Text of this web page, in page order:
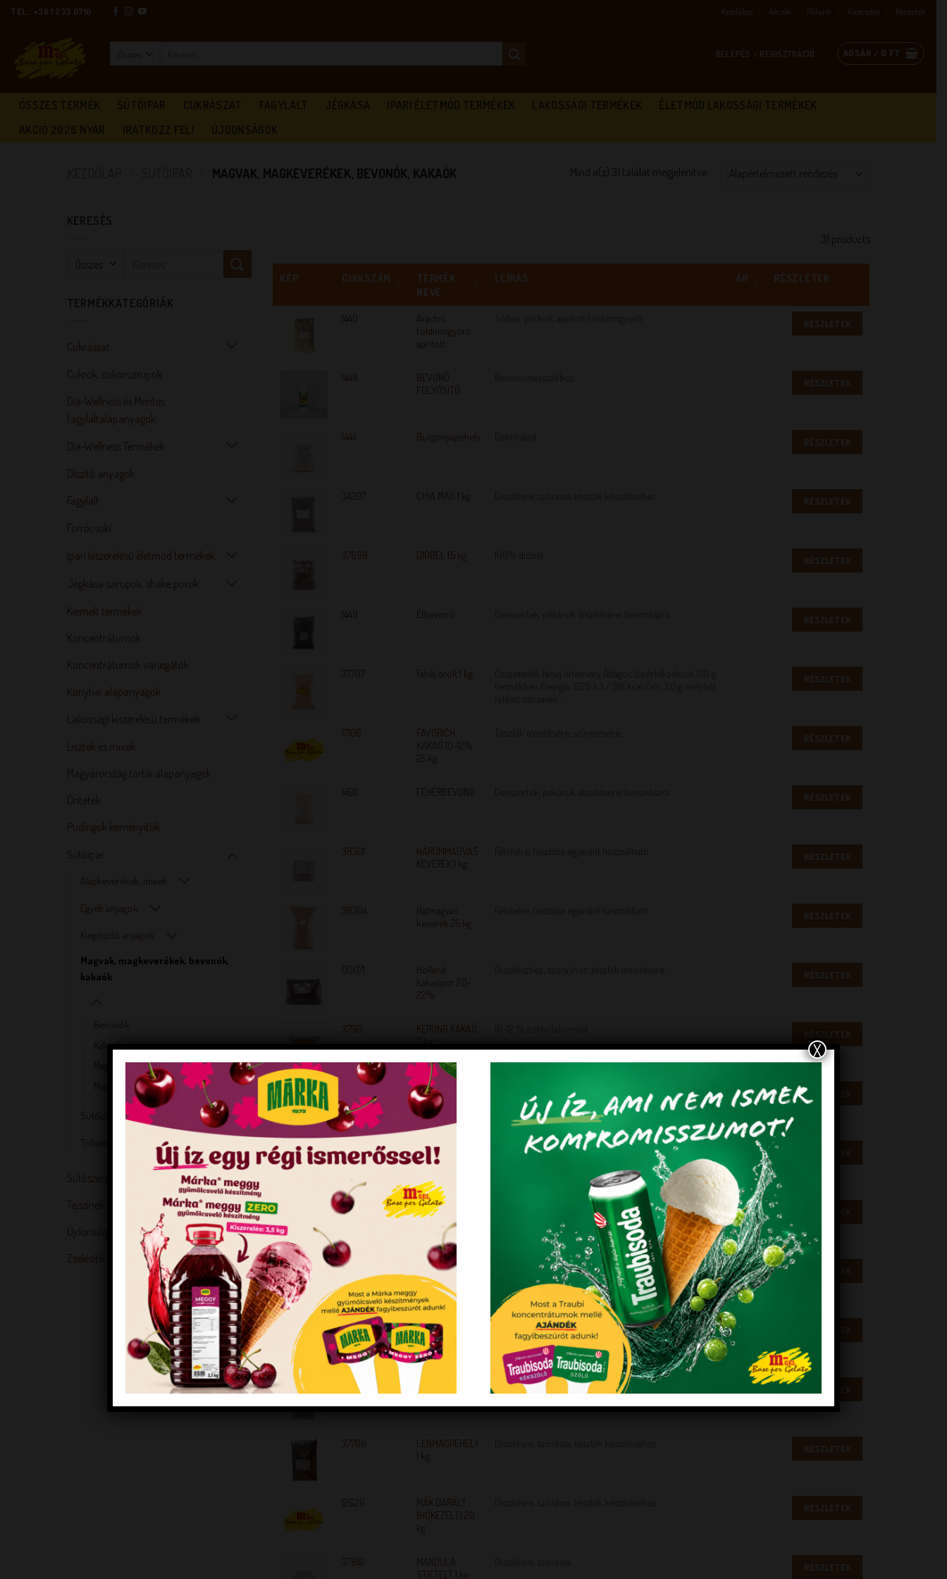
SkipTEL.: +36 1 233 0710 Kezdőlap Akciók Rólunk Kapcsolat Receptek
BELÉPÉS / REGISZTRÁCIÓ KOSÁR / 0 FT
ÖSSZES TERMÉK SÜTŐIPAR CUKRÁSZAT FAGYLALT JÉGKÁSA IPARI ÉLETMÓD TERMÉKEK LAKOSSÁGI TERMÉKEK
ÉLETMÓD LAKOSSÁGI TERMÉKEK
AKCIÓ 2026 NYÁR
IRATKOZZ FEL! ÚJDONSÁGOK
MAGVAK, MAGKEVERÉKEK, BEVONÓK, KAKAÓK Mind a(z) 31 találat megjelenítve
KERESÉS
TERMÉKKATEGÓRIÁK
Cukrászat
Cukrok, cukorszirupok
Dia-Wellness és Mentes
fagylaltalapanyagok
Dia-Wellness Termékek
Díszítő anyagok
Fagylalt
Forrócsoki
Ipari kiszerelésű életmód termékek
Jégkása szirupok, shake porok
Kiemelt termékek
Koncentrátumok
Koncentrátumok variegátók
Konyhai alapanyagok
Lakossági kiszerelésű termékek
Lisztek és mixek
Magyarország tortái alapanyagok
Öntetek
Pudingok keményítők
Sütőipar
Alapkeverékek, mixek
Egyéb anyagok
Kiegészítő anyagok
Magvak, magkeverékek, bevonók,
kakaók
Bevonók
Kakaók
Maglisztek
Magvak, magkeverékek
Sütőipari adalékok
Töltelékek, lekvárok
Sütőszerek
Tejszínek
Újdonságok
Zselésítő és sűrítő anyagok
31 products
KÉP CIKKSZÁM
TERMÉK
NEVE
LEÍRÁS ÁR RÉSZLETEK
1440
Arachis
földimogyoró
aprított
RÉSZLETEK
1448
BEVONÓ
FOLYÓSÍTÓ
RÉSZLETEK
1444 Burgonyapehely RÉSZLETEK
34397 CHIA MAG 1 kg RÉSZLETEK
37698 DIÓBÉL 1,5 kg RÉSZLETEK
1449 Étbevonó RÉSZLETEK
37707 Fahéj őrölt 1 kg RÉSZLETEK
17106
FAVORICH
KAKAÓ 10-12%
25 kg
RÉSZLETEK
1450 FEHÉRBEVONÓ RÉSZLETEK
38301
HÁROMMAGVAS
KEVERÉK 1 kg
RÉSZLETEK
38304
Hatmagvas
keverék 25 kg
RÉSZLETEK
00071
Holland
kakaópor 20-
22%
RÉSZLETEK
37516
KEPONG KAKAÓ
RÉSZLETEK
34405 Kókuszliszt 1 kg RÉSZLETEK
Kókuszreszelék Díszítésre, szórásra
37703
KÖLES
HÁNTOLT 1 kg
37512
Lecitines
kakaópor 1 kg
16-18 % zsírtartalommal
37710 LENMAG 1 kg Díszítésre, szórásra, tészták készítéséhez.
34401
LENMAGLISZT 1
kg
Búzaliszt kiváltására.
37706
LENMAGPEHELY
1 kg
RÉSZLETEK
12626
MÁK DARÁLT
(HŐKEZELT) 20
kg
RÉSZLETEK
37816
MANDULA
STIFTELT 1 kg
RÉSZLETEK
X